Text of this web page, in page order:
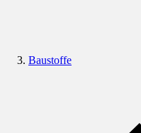
Baustoffe